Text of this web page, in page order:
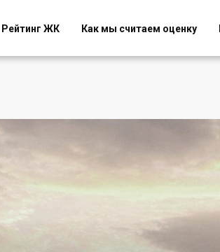
Рейтинг ЖК Как мы считаем оценку